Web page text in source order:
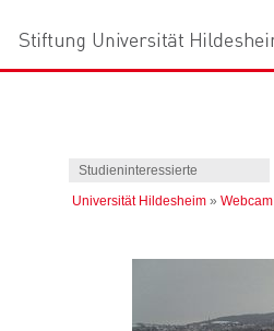
Studieninteressierte
Universität Hildesheim » Webcam